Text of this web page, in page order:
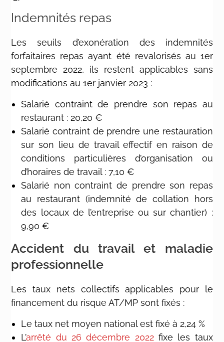
Indemnités repas
Les seuils d’exonération des indemnités
forfaitaires repas ayant été revalorisés au 1er
septembre 2022, ils restent applicables sans
modifications au 1er janvier 2023 :
Salarié contraint de prendre son repas au
restaurant : 20,20 €
Salarié contraint de prendre une restauration
sur son lieu de travail effectif en raison de
conditions particulières d’organisation ou
d’horaires de travail : 7,10 €
Salarié non contraint de prendre son repas
au restaurant (indemnité de collation hors
des locaux de l’entreprise ou sur chantier) :
9,90 €
Accident du travail et maladie
professionnelle
Les taux nets collectifs applicables pour le
financement du risque AT/MP sont fixés :
Le taux net moyen national est fixé à 2,24 %
L’arrêté du 26 décembre 2022fixe les taux